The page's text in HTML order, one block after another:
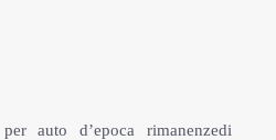
auto d’epoca rimanenzedi